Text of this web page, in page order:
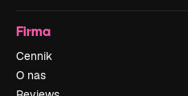
Firma
Cennik
O nas